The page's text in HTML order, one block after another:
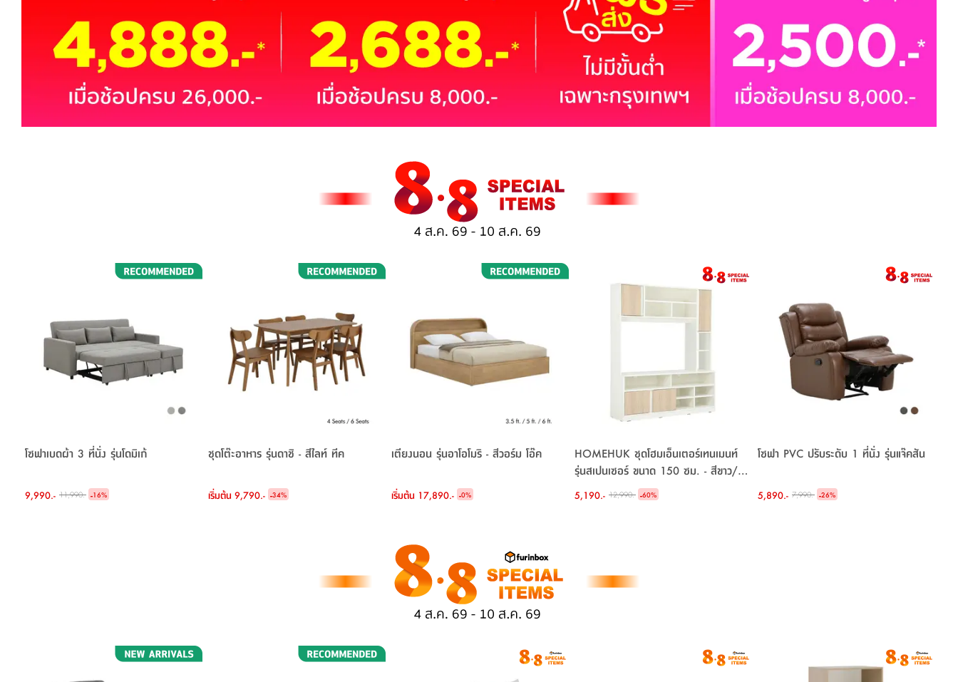
โซฟาเบดผ้า 3 ที่นั่ง รุ่นโดมิเก้
9,990.- 11,990.- -16%
ชุดโต๊ะอาหาร รุ่นดาชิ - สีไลท์ ทีค
เริ่มต้น 9,790.- -34%
เตียงนอน รุ่นอาโอโมริ - สีวอร์ม โอ๊ค
เริ่มต้น 17,890.- -0%
HOMEHUK ชุดโฮมเอ็นเตอร์เทนเมนท์
รุ่นสเปนเซอร์ ขนาด 150 ซม. - สีขาว/
5,190.- 12,990.- -60%
โซฟา PVC ปรับระดับ 1 ที่นั่ง รุ่นแจ๊คสัน
5,890.- 7,990.- -26%